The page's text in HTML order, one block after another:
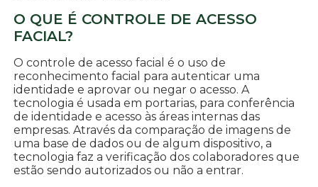
O QUE É CONTROLE DE ACESSO
FACIAL?
O controle de acesso facial é o uso de
reconhecimento facial para autenticar uma
identidade e aprovar ou negar o acesso. A
tecnologia é usada em portarias, para conferência
de identidade e acesso às áreas internas das
empresas. Através da comparação de imagens de
uma base de dados ou de algum dispositivo, a
tecnologia faz a verificação dos colaboradores que
estão sendo autorizados ou não a entrar.